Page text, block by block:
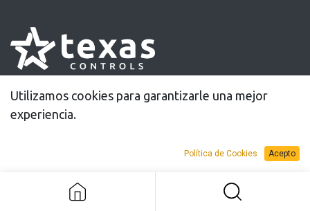
30 años de soluciones innovadoras
para el apriete controlado
Información
Utilizamos cookies para garantizarle una mejor
experiencia.
Política de Cookies Acepto